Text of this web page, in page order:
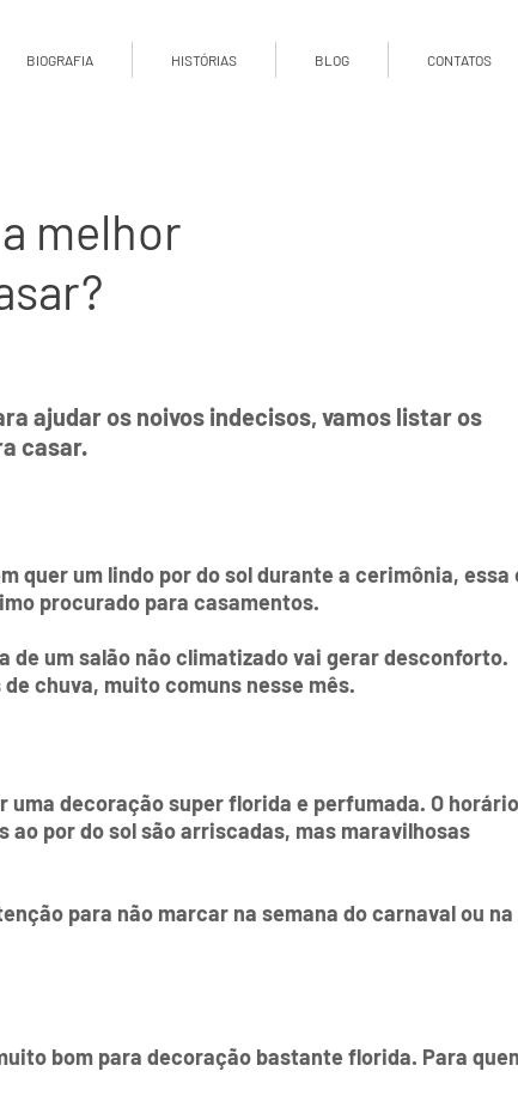
BIOGRAFIA HISTÓRIAS BLOG CONTATOS
melhor
ajudar os noivos indecisos, vamos listar os
casar.
quer um lindo por do sol durante a cerimônia, essa
procurado para casamentos.
de um salão não climatizado vai gerar desconforto.
chuva, muito comuns nesse mês.
decoração super florida e perfumada. O horário
por do sol são arriscadas, mas maravilhosas
para não marcar na semana do carnaval ou na
bom para decoração bastante florida. Para